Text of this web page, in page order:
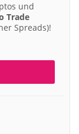
und
Trade
Spreads)!